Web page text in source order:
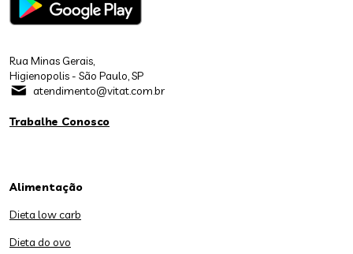
Rua Minas Gerais,
Higienopolis - São Paulo, SP
atendimento@vitat.com.br
Trabalhe Conosco
Alimentação
Dieta low carb
Dieta do ovo